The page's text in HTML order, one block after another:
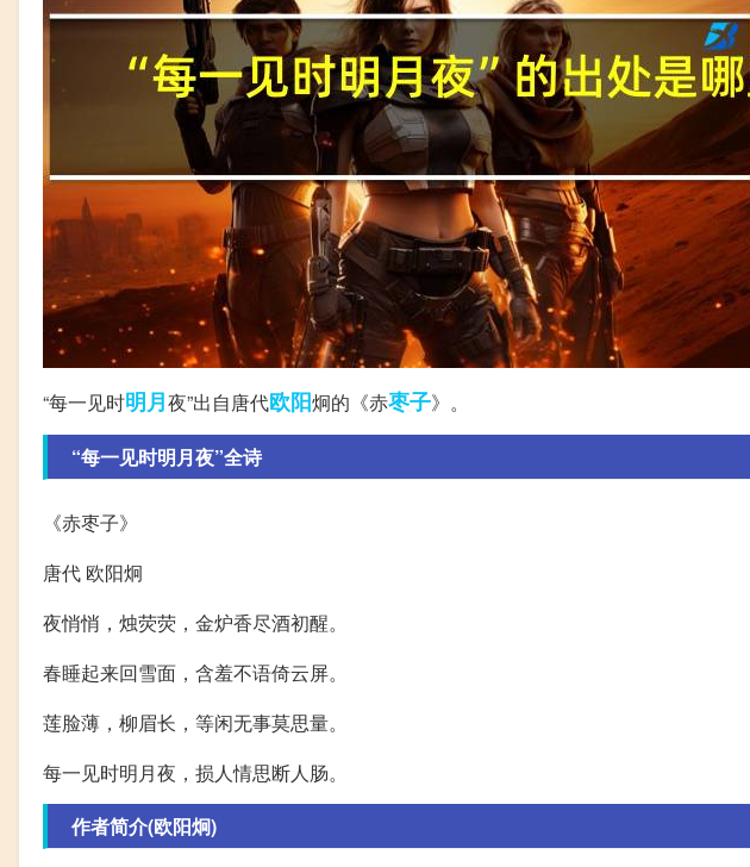
“每一见时明月夜”出自唐代欧阳炯的《赤枣子》。
“每一见时明月夜”全诗
《赤枣子》
唐代 欧阳炯
夜悄悄，烛荧荧，金炉香尽酒初醒。
春睡起来回雪面，含羞不语倚云屏。
莲脸薄，柳眉长，等闲无事莫思量。
每一见时明月夜，损人情思断人肠。
作者简介(欧阳炯)